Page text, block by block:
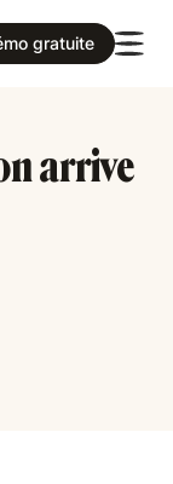
gratuite
arrive